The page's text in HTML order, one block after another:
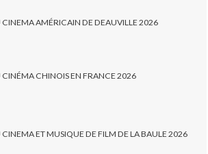
CINEMA AMÉRICAIN DE DEAUVILLE 2026
CINÉMA CHINOIS EN FRANCE 2026
CINEMA ET MUSIQUE DE FILM DE LA BAULE 2026